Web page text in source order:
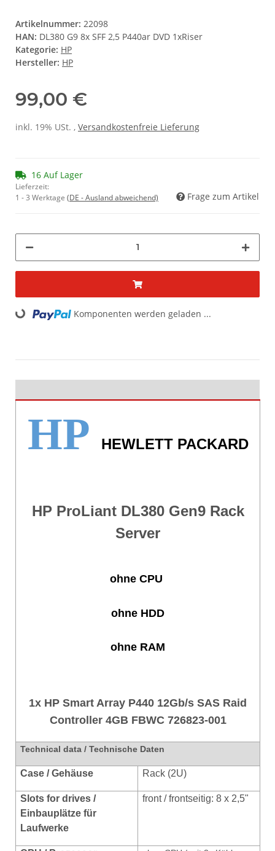
Artikelnummer: 22098
HAN: DL380 G9 8x SFF 2,5 P440ar DVD 1xRiser
Kategorie: HP
Hersteller: HP
99,00 €
inkl. 19% USt. , Versandkostenfreie Lieferung
16 Auf Lager
Lieferzeit:
1 - 3 Werktage (DE - Ausland abweichend) Frage zum Artikel
Komponenten werden geladen ...
HP HEWLETT PACKARD
HP ProLiant DL380 Gen9 Rack
Server
ohne CPU
ohne HDD
ohne RAM
1x HP Smart Array P440 12Gb/s SAS Raid
Controller 4GB FBWC 726823-001
Technical data / Technische Daten
Case / Gehäuse Rack (2U)
Slots for drives /
Einbauplätze für
Laufwerke
front / frontseitig: 8 x 2,5"